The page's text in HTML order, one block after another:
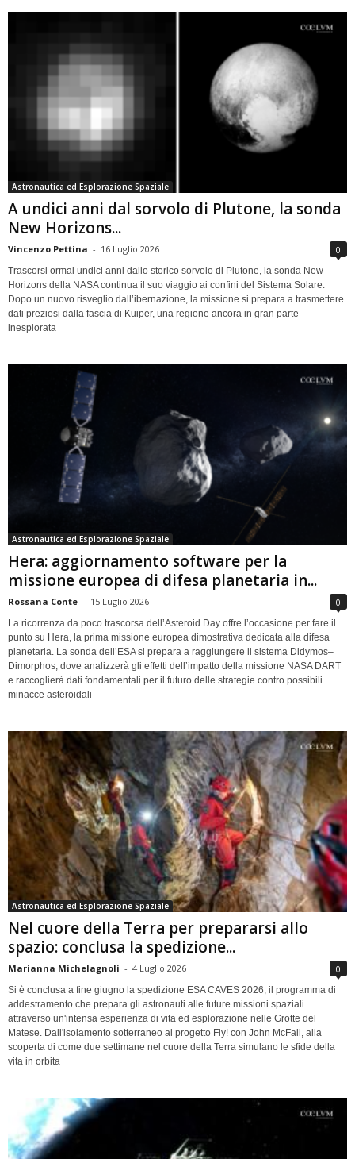
Astronautica ed Esplorazione Spaziale
A undici anni dal sorvolo di Plutone, la sonda
New Horizons...
Vincenzo Pettina - 16 Luglio 2026 0
Trascorsi ormai undici anni dallo storico sorvolo di Plutone, la sonda New
Horizons della NASA continua il suo viaggio ai confini del Sistema Solare.
Dopo un nuovo risveglio dall’ibernazione, la missione si prepara a trasmettere
dati preziosi dalla fascia di Kuiper, una regione ancora in gran parte
inesplorata
Astronautica ed Esplorazione Spaziale
Hera: aggiornamento software per la
missione europea di difesa planetaria in...
Rossana Conte - 15 Luglio 2026 0
La ricorrenza da poco trascorsa dell’Asteroid Day offre l’occasione per fare il
punto su Hera, la prima missione europea dimostrativa dedicata alla difesa
planetaria. La sonda dell’ESA si prepara a raggiungere il sistema Didymos–
Dimorphos, dove analizzerà gli effetti dell’impatto della missione NASA DART
e raccoglierà dati fondamentali per il futuro delle strategie contro possibili
minacce asteroidali
Astronautica ed Esplorazione Spaziale
Nel cuore della Terra per prepararsi allo
spazio: conclusa la spedizione...
Marianna Michelagnoli - 4 Luglio 2026 0
Si è conclusa a fine giugno la spedizione ESA CAVES 2026, il programma di
addestramento che prepara gli astronauti alle future missioni spaziali
attraverso un'intensa esperienza di vita ed esplorazione nelle Grotte del
Matese. Dall'isolamento sotterraneo al progetto Fly! con John McFall, alla
scoperta di come due settimane nel cuore della Terra simulano le sfide della
vita in orbita